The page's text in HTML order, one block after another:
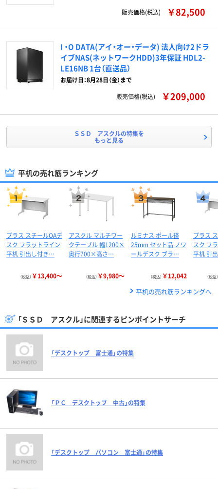
販売価格(税込)
￥82,500
I ・O DATA(アイ・オー・データ) 法人向け2ドラ
イブNAS(ネットワークHDD)3年保証 HDL2-
LE16NB 1台（直送品）
お届け日：8月28日（金）まで
販売価格(税込)
￥209,000
ＳＳＤ アスクルの特集を
もっと見る
平机の売れ筋ランキング
プラス スチールOAデ
スク フラットライン
平机 引出し付き…
（税込） ￥13,400～
アスクル マルチワー
クテーブル 幅1200×
奥行700×高さ…
（税込） ￥9,980～
ルミナス ポール径
25mm セット品 ノワ
ールデスク ブラ…
（税込） ￥12,042
プラス
スク フ
平机 引
（税込）
平机の売れ筋ランキングへ
「ＳＳＤ アスクル」に関連するピンポイントサーチ
「デスクトップ 富士通」の特集
「ＰＣ デスクトップ 中古」の特集
「デスクトップ パソコン 富士通」の特集